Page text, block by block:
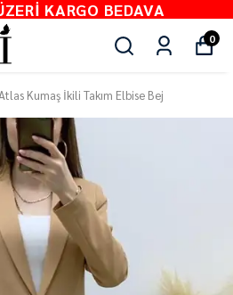
KARGO BEDAVA
0
Kumaş İkili Takım Elbise Bej